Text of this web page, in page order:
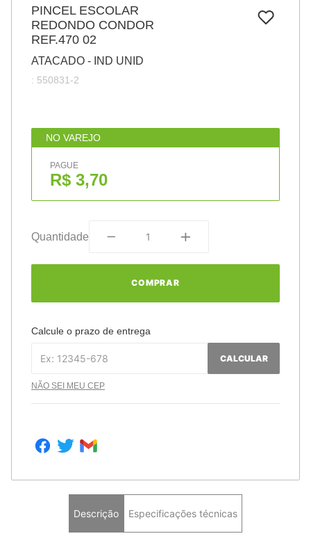
PINCEL ESCOLAR
REDONDO CONDOR
REF.470 02
ATACADO - IND UNID
: 550831-2
NO VAREJO
PAGUE
R$ 3,70
Quantidade
COMPRAR
Calcule o prazo de entrega
CALCULAR
NÃO SEI MEU CEP
Descrição Especificações técnicas
pincel